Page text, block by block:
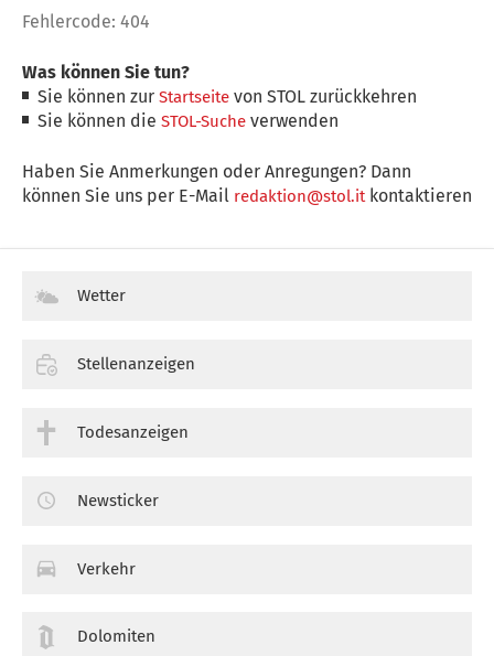
Fehlercode: 404
Was können Sie tun?
Sie können zurStartseite von STOL zurückkehren
Sie können dieSTOL-Suche verwenden
Haben Sie Anmerkungen oder Anregungen? Dann
können Sie uns per E-Mail redaktion@stol.itkontaktieren
Wetter
Stellenanzeigen
Todesanzeigen
Newsticker
Verkehr
Dolomiten